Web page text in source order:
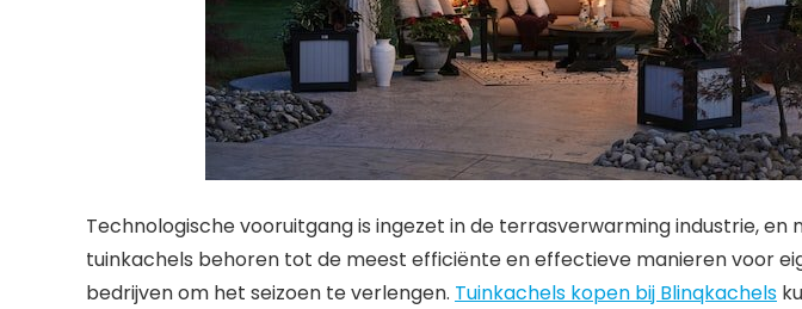
Technologische vooruitgang is ingezet in de terrasverwarming industrie, en
tuinkachels behoren tot de meest efficiënte en effectieve manieren voor
bedrijven om het seizoen te verlengen. Tuinkachels kopen bij Blinqkachels